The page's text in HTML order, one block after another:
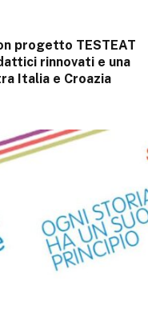
progetto TESTEAT
rinnovati e una
Italia e Croazia